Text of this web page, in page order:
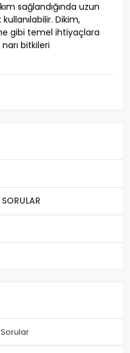
sağlandığında uzun
Dikim,
gibi temel ihtiyaçlara
bitkileri
Sorular